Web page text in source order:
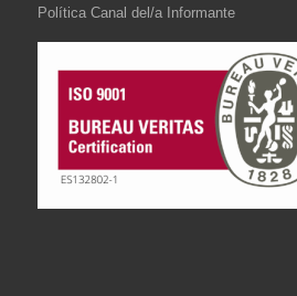
Política Canal del/a Informante